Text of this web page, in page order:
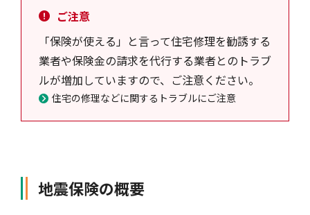
協会各地の活動
通報等窓口ご注意
「保険が使える」と言って住宅修理を勧誘する
業者や保険金の請求を代行する業者とのトラブ
ルが増加していますので、ご注意ください。
住宅の修理などに関するトラブルにご注意
地震保険の概要